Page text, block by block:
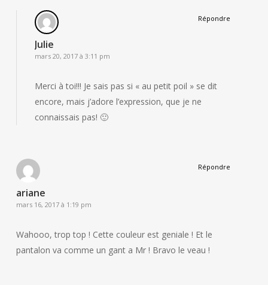
Julie
mars 20, 2017 à 3:11 pm
Merci à toi!!! Je sais pas si « au petit poil » se dit
encore, mais j’adore l’expression, que je ne
connaissais pas! 🙂
Répondre
ariane
mars 16, 2017 à 1:19 pm
Wahooo, trop top ! Cette couleur est geniale ! Et le
pantalon va comme un gant a Mr ! Bravo le veau !
Répondre